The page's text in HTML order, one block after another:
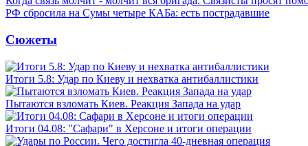
РФ сбросила на Сумы четыре КАБа: есть пострадавшие
Сюжеты
Итоги 5.8: Удар по Киеву и нехватка антибаллистики
Пытаются взломать Киев. Реакция Запада на удар
Итоги 04.08: "Сафари" в Херсоне и итоги операции